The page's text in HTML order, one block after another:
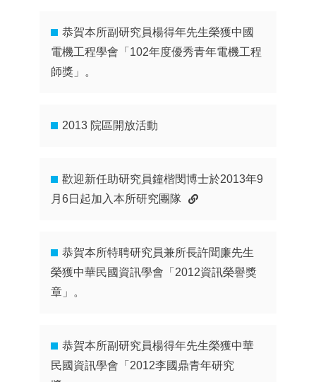
恭賀本所副研究員楊得年先生榮獲中國
電機工程學會「102年度優秀青年電機工程
師獎」。
2013 院區開放活動
歡迎新任助研究員鐘楷閔博士於2013年9
月6日起加入本所研究團隊
恭賀本所特聘研究員兼所長許聞廉先生
榮獲中華民國資訊學會「2012資訊榮譽獎
章」。
恭賀本所副研究員楊得年先生榮獲中華
民國資訊學會「2012李國鼎青年研究